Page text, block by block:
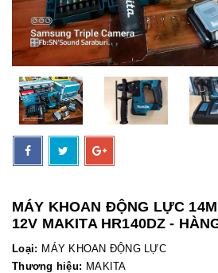
MÁY KHOAN ĐỘNG LỰC
12V MAKITA HR140DZ -
Loại: MÁY KHOAN ĐỘNG LỰC
Thương hiệu: MAKITA